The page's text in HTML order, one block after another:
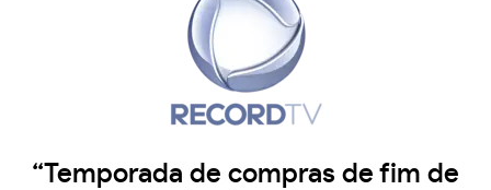
“Temporada de compras de fim de